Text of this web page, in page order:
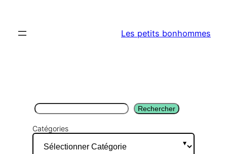
contenu
Les petits bonhommes
Rechercher Rechercher
Catégories